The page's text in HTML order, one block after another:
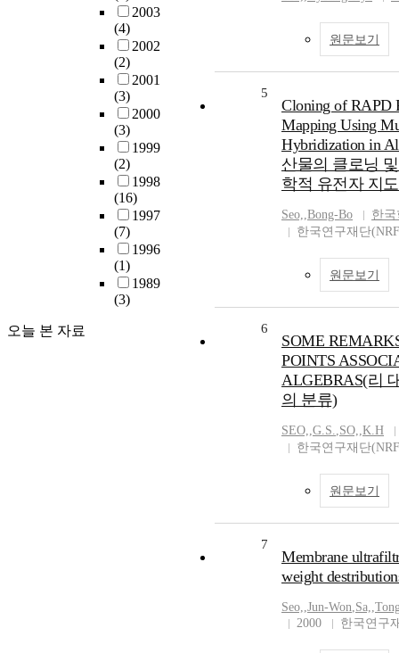
2003
(4)
2002
(2)
2001
(3)
2000
(3)
1999
(2)
1998
(16)
1997
(7)
1996
(1)
1989
(3)
오늘 본 자료
원문보기
5
Cloning of RAPD
Mapping Using
Hybridization in
산물의 클로닝
학적 유전자 지
Seo,,Bong-Bo
한
한국연구재단
원문보기
6
SOME
POINTS
ALGEBRAS(리
의 분류)
SEO,,G.S.,SO,,K.H
한국연구재단
원문보기
7
Membrane
weight
Seo,,Jun-Won,Sa,,
2000
한국연구